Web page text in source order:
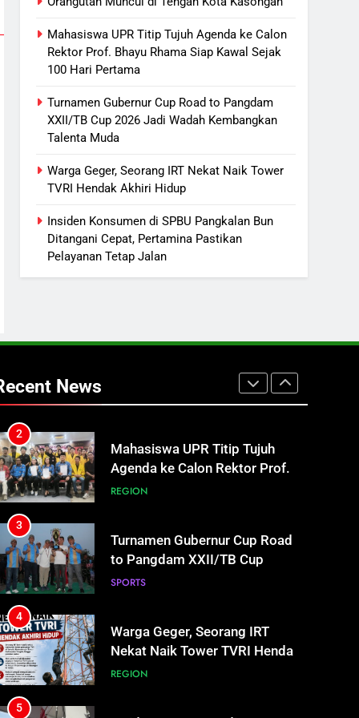
Mahasiswa UPR Titip Tujuh Agenda ke Calon
Rektor Prof. Bhayu Rhama Siap Kawal Sejak
100 Hari Pertama
Turnamen Gubernur Cup Road to Pangdam
XXII/TB Cup 2026 Jadi Wadah Kembangkan
Talenta Muda
Warga Geger, Seorang IRT Nekat Naik Tower
TVRI Hendak Akhiri Hidup
Insiden Konsumen di SPBU Pangkalan Bun
Ditangani Cepat, Pertamina Pastikan
Pelayanan Tetap Jalan
News
Selama 7 Hari
ECONOMY
Pertamina Targetkan Antrean di
SPBU Sampit Segera Terurai
ECONOMY
Ketua dan Empat Komisioner
Tersangka Dugaan Korupsi
Dana Hibah Pilkada Rp40 Miliar
HUKUM DAN KRIMINAL
Orangutan Muncul di Tengah
Agenda ke Calon Rektor Prof.
Bhayu Rhama Siap Kawal Sejak
REGION
3
Turnamen Gubernur Cup Road
to Pangdam XXII/TB Cup
2026 Jadi Wadah Kembangkan
SPORTS
4
Warga Geger, Seorang IRT
Nekat Naik Tower TVRI Hendak
Akhiri Hidup
REGION
5
Insiden Konsumen di SPBU
Pangkalan Bun Ditangani Cepat,
Pertamina Pastikan Pelayanan
ECONOMY